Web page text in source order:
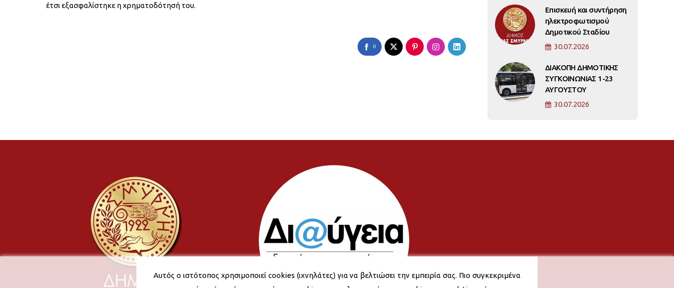
έτσι εξασφαλίστηκε η χρηματοδότησή του.
0
Επισκευή και συντήρηση
ηλεκτροφωτισμού
Δημοτικού Σταδίου
30.07.2026
ΔΙΑΚΟΠΗ ΔΗΜΟΤΙΚΗΣ
ΣΥΓΚΟΙΝΩΝΙΑΣ 1-23
ΑΥΓΟΥΣΤΟΥ
30.07.2026
Αυτός ο ιστότοπος χρησιμοποιεί cookies (ιχνηλάτες) για να βελτιώσει την εμπειρία σας. Πιο συγκεκριμένα